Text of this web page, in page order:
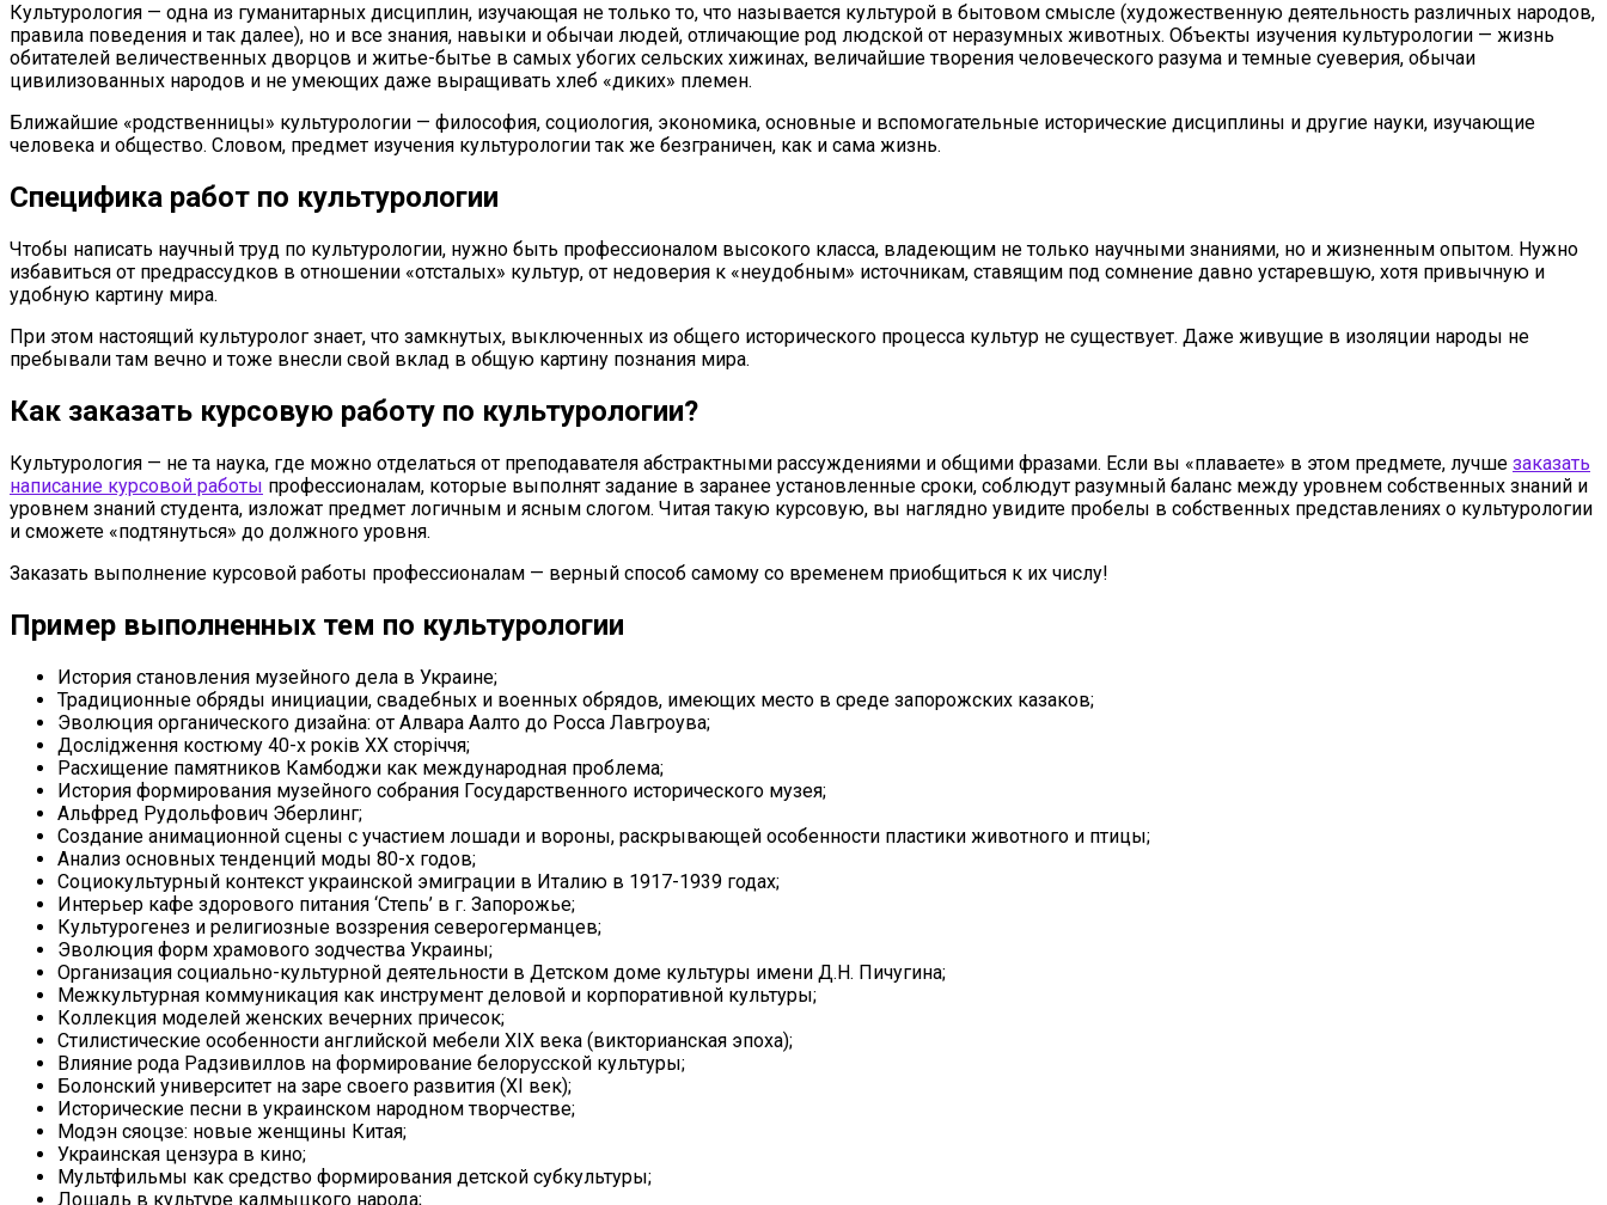
Культурология — одна из гуманитарных дисциплин, изучающая не только то, что называется культурой в бытовом смысле (художественную деятельность различных народов,
правила поведения и так далее), но и все знания, навыки и обычаи людей, отличающие род людской от неразумных животных. Объекты изучения культурологии — жизнь
обитателей величественных дворцов и житье-бытье в самых убогих сельских хижинах, величайшие творения человеческого разума и темные суеверия, обычаи
цивилизованных народов и не умеющих даже выращивать хлеб «диких» племен.
Ближайшие «родственницы» культурологии — философия, социология, экономика, основные и вспомогательные исторические дисциплины и другие науки, изучающие
человека и общество. Словом, предмет изучения культурологии так же безграничен, как и сама жизнь.
Специфика работ по культурологии
Чтобы написать научный труд по культурологии, нужно быть профессионалом высокого класса, владеющим не только научными знаниями, но и жизненным опытом. Нужно
избавиться от предрассудков в отношении «отсталых» культур, от недоверия к «неудобным» источникам, ставящим под сомнение давно устаревшую, хотя привычную и
удобную картину мира.
При этом настоящий культуролог знает, что замкнутых, выключенных из общего исторического процесса культур не существует. Даже живущие в изоляции народы не
пребывали там вечно и тоже внесли свой вклад в общую картину познания мира.
Как заказать курсовую работу по культурологии?
Культурология — не та наука, где можно отделаться от преподавателя абстрактными рассуждениями и общими фразами. Если вы «плаваете» в этом предмете, лучше заказать
написание курсовой работы профессионалам, которые выполнят задание в заранее установленные сроки, соблюдут разумный баланс между уровнем собственных знаний и
уровнем знаний студента, изложат предмет логичным и ясным слогом. Читая такую курсовую, вы наглядно увидите пробелы в собственных представлениях о культурологии
и сможете «подтянуться» до должного уровня.
Заказать выполнение курсовой работы профессионалам — верный способ самому со временем приобщиться к их числу!
Пример выполненных тем по культурологии
История становления музейного дела в Украине;
Традиционные обряды инициации, свадебных и военных обрядов, имеющих место в среде запорожских казаков;
Эволюция органического дизайна: от Алвара Аалто до Росса Лавгроува;
Дослідження костюму 40-х років ХХ сторіччя;
Расхищение памятников Камбоджи как международная проблема;
История формирования музейного собрания Государственного исторического музея;
Альфред Рудольфович Эберлинг;
Создание анимационной сцены с участием лошади и вороны, раскрывающей особенности пластики животного и птицы;
Анализ основных тенденций моды 80-х годов;
Социокультурный контекст украинской эмиграции в Италию в 1917-1939 годах;
Интерьер кафе здорового питания ‘Степь’ в г. Запорожье;
Культурогенез и религиозные воззрения северогерманцев;
Эволюция форм храмового зодчества Украины;
Организация социально-культурной деятельности в Детском доме культуры имени Д.Н. Пичугина;
Межкультурная коммуникация как инструмент деловой и корпоративной культуры;
Коллекция моделей женских вечерних причесок;
Стилистические особенности английской мебели XIX века (викторианская эпоха);
Влияние рода Радзивиллов на формирование белорусской культуры;
Болонский университет на заре своего развития (XI век);
Исторические песни в украинском народном творчестве;
Модэн сяоцзе: новые женщины Китая;
Украинская цензура в кино;
Мультфильмы как средство формирования детской субкультуры;
Лошадь в культуре калмыцкого народа;